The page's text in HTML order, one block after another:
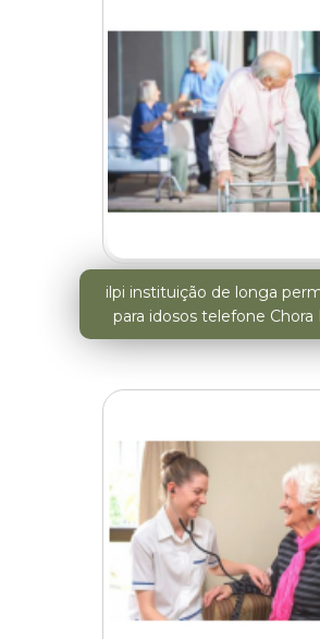
ilpi instituição de longa
para idosos telefone Chora